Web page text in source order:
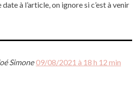
date à l’article, on ignore si c’est à venir
Simone 09/08/2021 à 18 h 12 min